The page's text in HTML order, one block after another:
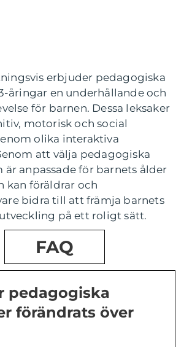
erbjuder pedagogiska
åringar en underhållande och
för barnen. Dessa leksaker
motorisk och social
olika interaktiva
att välja pedagogiska
är anpassade för barnets ålder
kan föräldrar och
bidra till att främja barnets
på ett roligt sätt.
FAQ
pedagogiska
förändrats över